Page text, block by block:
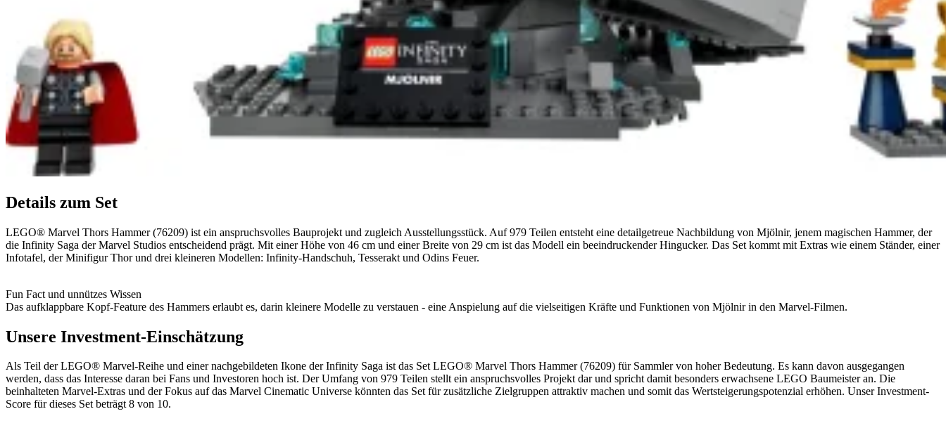
Details zum Set
LEGO® Marvel Thors Hammer (76209) ist ein anspruchsvolles Bauprojekt und zugleich Ausstellungsstück. Auf 979 Teilen entsteht eine detailgetreue Nachbildung von Mjölnir, jenem magischen Hammer, der
die Infinity Saga der Marvel Studios entscheidend prägt. Mit einer Höhe von 46 cm und einer Breite von 29 cm ist das Modell ein beeindruckender Hingucker. Das Set kommt mit Extras wie einem Ständer, einer
Infotafel, der Minifigur Thor und drei kleineren Modellen: Infinity-Handschuh, Tesserakt und Odins Feuer.
Fun Fact und unnützes Wissen
Das aufklappbare Kopf-Feature des Hammers erlaubt es, darin kleinere Modelle zu verstauen - eine Anspielung auf die vielseitigen Kräfte und Funktionen von Mjölnir in den Marvel-Filmen.
Unsere Investment-Einschätzung
Als Teil der LEGO® Marvel-Reihe und einer nachgebildeten Ikone der Infinity Saga ist das Set LEGO® Marvel Thors Hammer (76209) für Sammler von hoher Bedeutung. Es kann davon ausgegangen
werden, dass das Interesse daran bei Fans und Investoren hoch ist. Der Umfang von 979 Teilen stellt ein anspruchsvolles Projekt dar und spricht damit besonders erwachsene LEGO Baumeister an. Die
beinhalteten Marvel-Extras und der Fokus auf das Marvel Cinematic Universe könnten das Set für zusätzliche Zielgruppen attraktiv machen und somit das Wertsteigerungspotenzial erhöhen. Unser Investment-
Score für dieses Set beträgt 8 von 10.